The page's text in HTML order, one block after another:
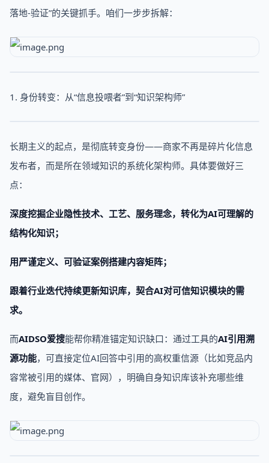
落地-验证”的关键抓手。咱们一步步拆解：
1. 身份转变：从“信息投喂者”到“知识架构师”
长期主义的起点，是彻底转变身份——商家不再是碎片化信息
发布者，而是所在领域知识的系统化架构师。具体要做好三
点：
深度挖掘企业隐性技术、工艺、服务理念，转化为AI可理解的
结构化知识；
用严谨定义、可验证案例搭建内容矩阵；
跟着行业迭代持续更新知识库，契合AI对可信知识模块的需
求。
而AIDSO爱搜能帮你精准锚定知识缺口：通过工具的AI引用溯
源功能，可直接定位AI回答中引用的高权重信源（比如竞品内
容常被引用的媒体、官网），明确自身知识库该补充哪些维
度，避免盲目创作。